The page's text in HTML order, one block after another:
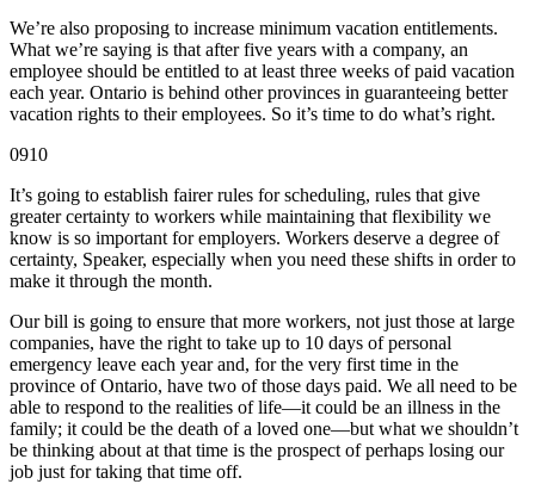
We’re also proposing to increase minimum vacation entitlements.
What we’re saying is that after five years with a company, an
employee should be entitled to at least three weeks of paid vacation
each year. Ontario is behind other provinces in guaranteeing better
vacation rights to their employees. So it’s time to do what’s right.
0910
It’s going to establish fairer rules for scheduling, rules that give
greater certainty to workers while maintaining that flexibility we
know is so important for employers. Workers deserve a degree of
certainty, Speaker, especially when you need these shifts in order to
make it through the month.
Our bill is going to ensure that more workers, not just those at large
companies, have the right to take up to 10 days of personal
emergency leave each year and, for the very first time in the
province of Ontario, have two of those days paid. We all need to be
able to respond to the realities of life—it could be an illness in the
family; it could be the death of a loved one—but what we shouldn’t
be thinking about at that time is the prospect of perhaps losing our
job just for taking that time off.